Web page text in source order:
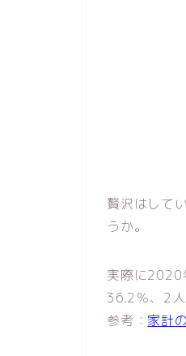
贅沢はして
うか。
実際に2020
36.2％、2
参考： 家計